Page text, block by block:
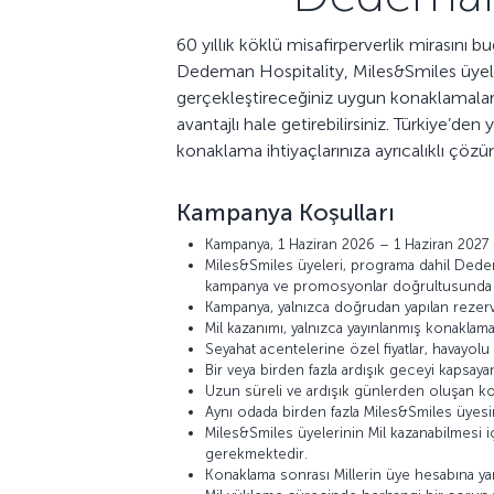
60 yıllık köklü misafirperverlik mirasını
Dedeman Hospitality, Miles&Smiles
gerçekleştireceğiniz uygun
avantajlı hale getirebilirsiniz.
konaklama ihtiyaçlarınıza ayrıcalıklı
Kampanya Koşulları
Kampanya, 1 Haziran 2026 – 1 Haziran
Miles&Smiles üyeleri, programa dahil
kampanya ve promosyonlar doğrultusunda
Kampanya, yalnızca doğrudan yapılan
Mil kazanımı, yalnızca yayınlanmış
Seyahat acentelerine özel fiyatlar, havayolu
Bir veya birden fazla ardışık geceyi
Uzun süreli ve ardışık günlerden oluşan
Aynı odada birden fazla Miles&Smiles
Miles&Smiles üyelerinin Mil kazanabilmesi
gerekmektedir.
Konaklama sonrası Millerin üye hesabına